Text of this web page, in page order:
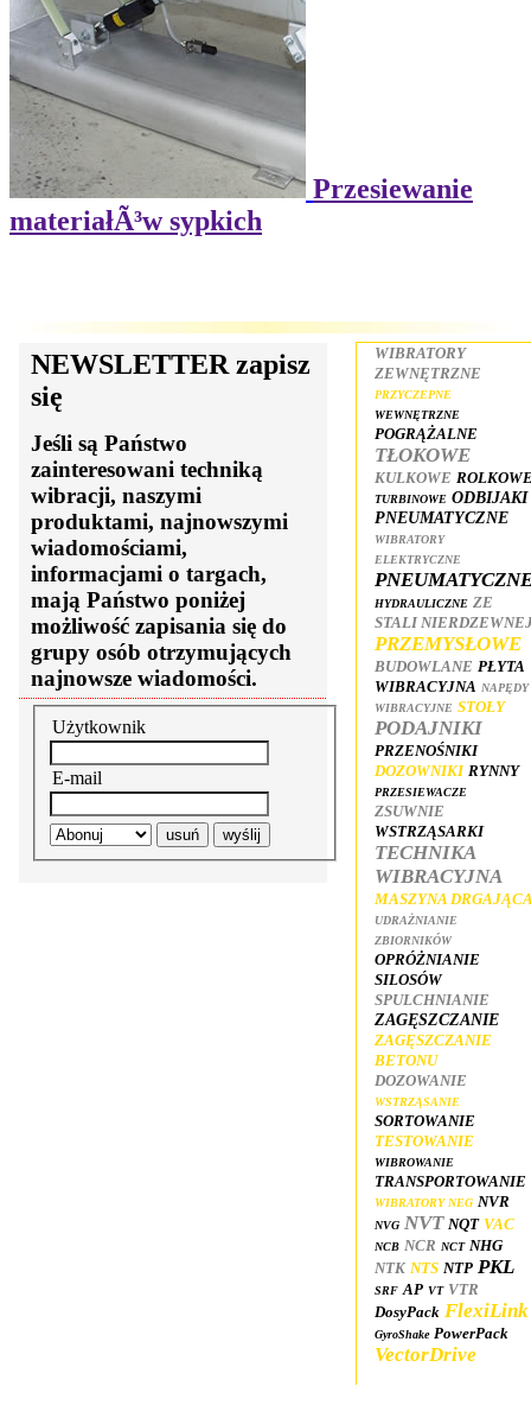
Przesiewanie
materiałÃ³w sypkich
NEWSLETTER zapisz
się
Jeśli są Państwo
zainteresowani techniką
wibracji, naszymi
produktami, najnowszymi
wiadomościami,
informacjami o targach,
mają Państwo poniżej
możliwość zapisania się do
grupy osób otrzymujących
najnowsze wiadomości.
Użytkownik
E-mail
WIBRATORY
ZEWNĘTRZNE
PRZYCZEPNE
WEWNĘTRZNE
POGRĄŻALNE
TŁOKOWE
KULKOWE
TURBINOWE ODBIJAKI
PNEUMATYCZNE
WIBRATORY
ELEKTRYCZNE
HYDRAULICZNE ZE
STALI
PRZEMYSŁOWE
BUDOWLANE PŁYTA
WIBRACYJNA NAPĘDY
WIBRACYJNE STOŁY
PODAJNIKI
PRZENOŚNIKI
DOZOWNIKI RYNNY
PRZESIEWACZE
ZSUWNIE
WSTRZĄSARKI
TECHNIKA
WIBRACYJNA
MASZYNA
UDRAŻNIANIE
ZBIORNIKÓW
OPRÓŻNIANIE
SILOSÓW
SPULCHNIANIE
ZAGĘSZCZANIE
ZAGĘSZCZANIE
BETONU
DOZOWANIE
WSTRZĄSANIE
SORTOWANIE
TESTOWANIE
WIBROWANIE
TRANSPORTOWANIE
WIBRATORY NEG NVR
NVG NVT NQT VAC
NCB NCR NCT NHG
NTK NTS NTP PKL
SRF AP VT VTR
DosyPack FlexiLink
GyroShake PowerPack
VectorDrive